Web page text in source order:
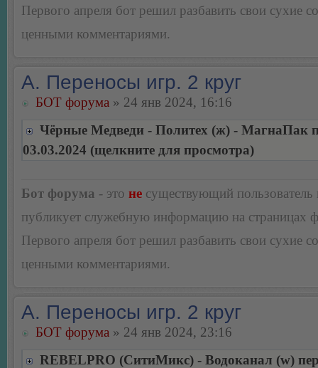
Первого апреля бот решил разбавить свои сухие
ценными комментариями.
А. Переносы игр. 2 круг
БОТ форума » 24 янв 2024, 16:16
Чёрные Медведи - Политех (ж) - МагнаПак
03.03.2024 (щелкните для просмотра)
Бот форума - это не существующий пользователь
публикует служебную информацию на страницах
Первого апреля бот решил разбавить свои сухие
ценными комментариями.
А. Переносы игр. 2 круг
БОТ форума » 24 янв 2024, 23:16
REBELPRO (СитиМикс) - Водоканал (w)